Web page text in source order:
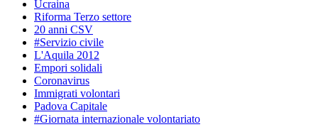
Ucraina
Riforma Terzo settore
20 anni CSV
#Servizio civile
L'Aquila 2012
Empori solidali
Coronavirus
Immigrati volontari
Padova Capitale
#Giornata internazionale volontariato